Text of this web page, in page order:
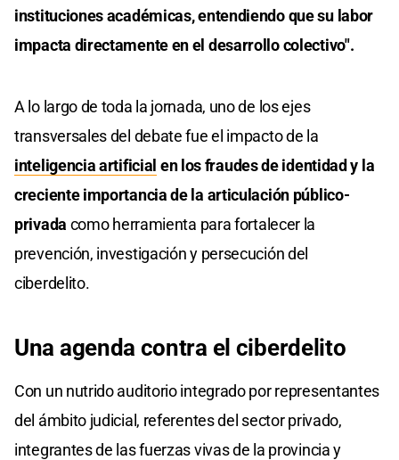
instituciones académicas, entendiendo que su labor
impacta directamente en el desarrollo colectivo".
A lo largo de toda la jornada, uno de los ejes
transversales del debate fue el impacto de la
inteligencia artificial en los fraudes de identidad y la
creciente importancia de la articulación público-
privada como herramienta para fortalecer la
prevención, investigación y persecución del
ciberdelito.
Una agenda contra el ciberdelito
Con un nutrido auditorio integrado por representantes
del ámbito judicial, referentes del sector privado,
integrantes de las fuerzas vivas de la provincia y